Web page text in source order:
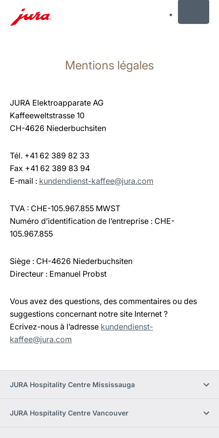
recherche
Mentions légales
JURA Elektroapparate AG
Kaffeeweltstrasse 10
CH-4626 Niederbuchsiten
Tél. +41 62 389 82 33
Fax +41 62 389 83 94
E-mail : kundendienst-kaffee@jura.com
TVA : CHE-105.967.855 MWST
Numéro d’identification de l’entreprise : CHE-
105.967.855
Siège : CH-4626 Niederbuchsiten
Directeur : Emanuel Probst
Vous avez des questions, des commentaires ou des
suggestions concernant notre site Internet ?
Ecrivez-nous à l’adresse kundendienst-
kaffee@jura.com
JURA Hospitality Centre Mississauga
JURA Hospitality Centre Vancouver